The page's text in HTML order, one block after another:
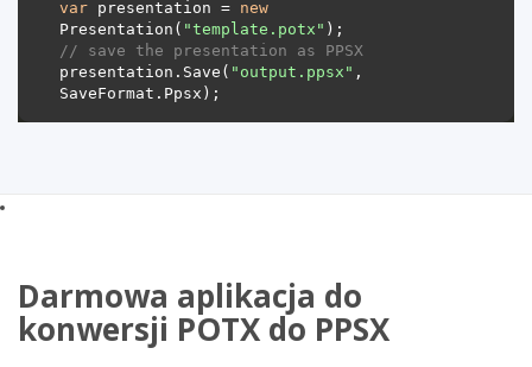
var presentation = new
Presentation( "template.potx"
// save the presentation as PPSX
presentation.Save( "output.ppsx" ,
Darmowa aplikacja do
konwersji POTX do PPSX